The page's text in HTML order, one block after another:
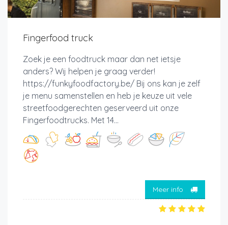
Fingerfood truck
Zoek je een foodtruck maar dan net ietsje
anders? Wij helpen je graag verder!
https://funkyfoodfactory.be/ Bij ons kan je zelf
je menu samenstellen en heb je keuze uit vele
streetfoodgerechten geserveerd uit onze
Fingerfoodtrucks. Met 14...
Meer info